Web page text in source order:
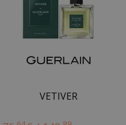
VETIVER